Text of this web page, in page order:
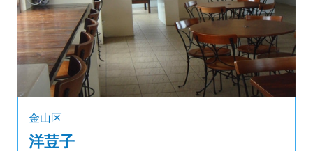
金山区
洋荳子